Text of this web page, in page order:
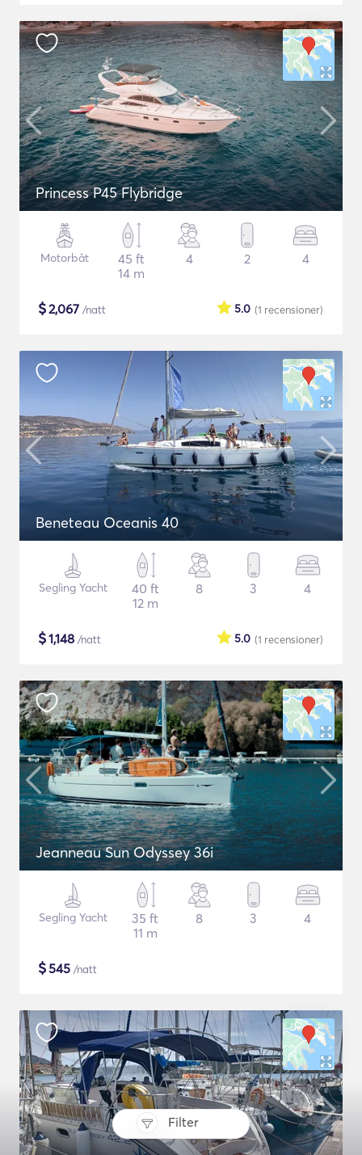
Filter
Princess P45 Flybridge
Motorbåt
45 ft
14 m
4 2 4
$2,067 /natt (1 recensioner)
5.0
Beneteau Oceanis 40
Segling Yacht
40 ft
12 m
8 3 4
$1,148 /natt (1 recensioner)
5.0
Jeanneau Sun Odyssey 36i
Segling Yacht
35 ft
11 m
8 3 4
$545 /natt